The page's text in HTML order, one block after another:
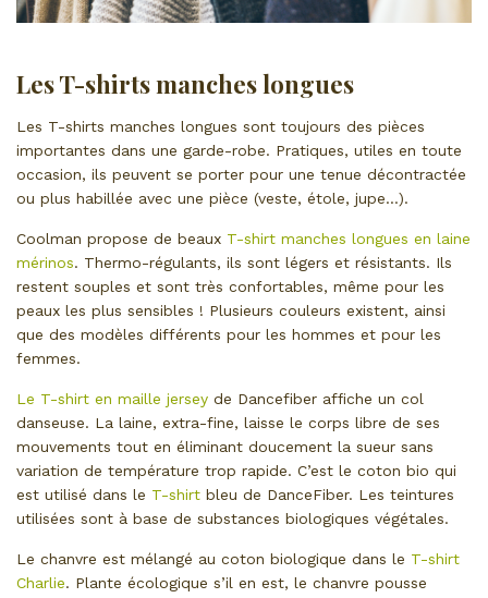
Les T-shirts manches longues
Les T-shirts manches longues sont toujours des pièces
importantes dans une garde-robe. Pratiques, utiles en toute
occasion, ils peuvent se porter pour une tenue décontractée
ou plus habillée avec une pièce (veste, étole, jupe…).
Coolman propose de beaux T-shirt manches longues en laine
mérinos. Thermo-régulants, ils sont légers et résistants. Ils
restent souples et sont très confortables, même pour les
peaux les plus sensibles ! Plusieurs couleurs existent, ainsi
que des modèles différents pour les hommes et pour les
femmes.
Le T-shirt en maille jersey de Dancefiber affiche un col
danseuse. La laine, extra-fine, laisse le corps libre de ses
mouvements tout en éliminant doucement la sueur sans
variation de température trop rapide. C’est le coton bio qui
est utilisé dans le T-shirt bleu de DanceFiber. Les teintures
utilisées sont à base de substances biologiques végétales.
Le chanvre est mélangé au coton biologique dans le T-shirt
Charlie. Plante écologique s’il en est, le chanvre pousse